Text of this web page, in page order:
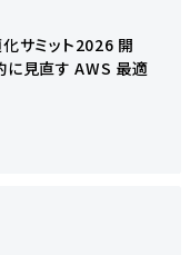
化サミット2026 開
に見直す AWS 最適